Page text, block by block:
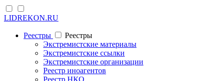
LIDREKON.RU
Реестры
Реестры
Экстремистские материалы
Экстремистские ссылки
Экстремистские организации
Реестр иноагентов
Реестр НКО